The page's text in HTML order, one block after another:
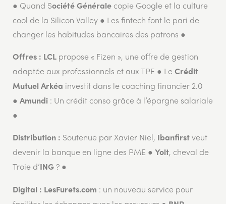
● Quand Société Générale copie Google et la culture
cool de la Silicon Valley ● Les fintech font le pari de
changer les habitudes bancaires des patrons ●
Offres : LCL propose « Fizen », une offre de gestion
adaptée aux professionnels et aux TPE ● Le Crédit
Mutuel Arkéa investit dans le coaching financier 2.0
● Amundi : Un crédit conso grâce à l’épargne salariale
●
Distribution : Soutenue par Xavier Niel, Ibanfirst veut
devenir la banque en ligne des PME ● Yolt, cheval de
Troie d’ING ? ●
Digital : LesFurets.com : un nouveau service pour